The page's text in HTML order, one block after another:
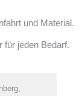
und Material.
für jeden Bedarf.